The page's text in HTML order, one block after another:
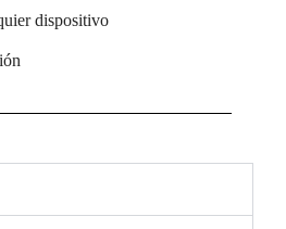
dispositivo